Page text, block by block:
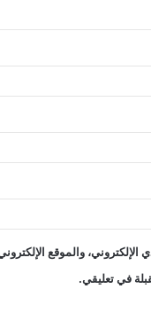
والموقع
في تعليقي.